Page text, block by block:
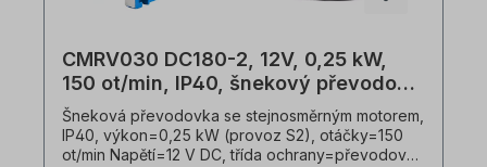
CMRV030 DC180-2, 12V, 0,25 kW,
150 ot/min, IP40, šnekový převodový
motor
Šneková převodovka se stejnosměrným motorem,
IP40, výkon=0,25 kW (provoz S2), otáčky=150
ot/min Napětí=12 V DC, třída ochrany=převodovka